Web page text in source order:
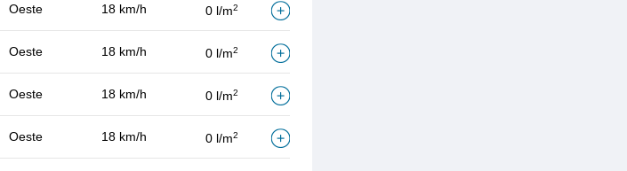
Oeste 18 km/h 0 l/m2
Oeste 18 km/h 0 l/m2
Oeste 18 km/h 0 l/m2
Oeste 18 km/h 0 l/m2